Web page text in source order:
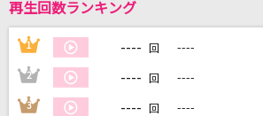
カラオケをもっと楽しもう！
再生回数ランキング
1 ---- 回 ----
2 ---- 回 ----
3 ---- 回 ----